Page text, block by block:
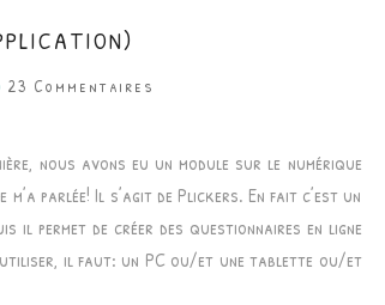
Commentaires
23 Commentaires
nous avons eu un module sur le numérique
parlée! Il s’agit de Plickers. En fait c’est un
il permet de créer des questionnaires en ligne
il faut: un PC ou/et une tablette ou/et